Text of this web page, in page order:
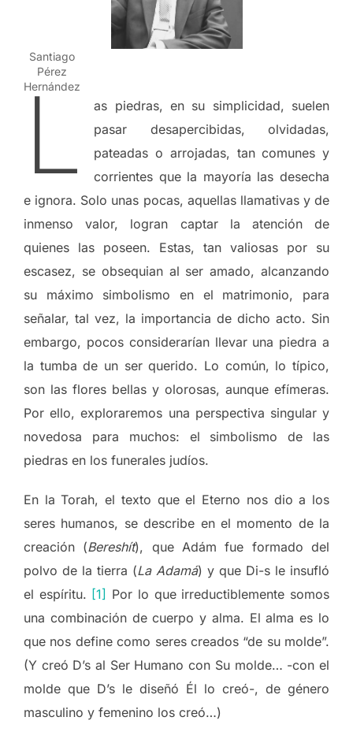
Santiago
Pérez
Hernández
L
as piedras, en su simplicidad, suelen
pasar desapercibidas, olvidadas,
pateadas o arrojadas, tan comunes y
corrientes que la mayoría las desecha
e ignora. Solo unas pocas, aquellas llamativas y de
inmenso valor, logran captar la atención de
quienes las poseen. Estas, tan valiosas por su
escasez, se obsequian al ser amado, alcanzando
su máximo simbolismo en el matrimonio, para
señalar, tal vez, la importancia de dicho acto. Sin
embargo, pocos considerarían llevar una piedra a
la tumba de un ser querido. Lo común, lo típico,
son las flores bellas y olorosas, aunque efímeras.
Por ello, exploraremos una perspectiva singular y
novedosa para muchos: el simbolismo de las
piedras en los funerales judíos.
En la Torah, el texto que el Eterno nos dio a los
seres humanos, se describe en el momento de la
creación (Bereshít), que Adám fue formado del
polvo de la tierra (La Adamá) y que Di-s le insufló
el espíritu. [1] Por lo que irreductiblemente somos
una combinación de cuerpo y alma. El alma es lo
que nos define como seres creados “de su molde”.
(Y creó D’s al Ser Humano con Su molde… -con el
molde que D’s le diseñó Él lo creó-, de género
masculino y femenino los creó…)